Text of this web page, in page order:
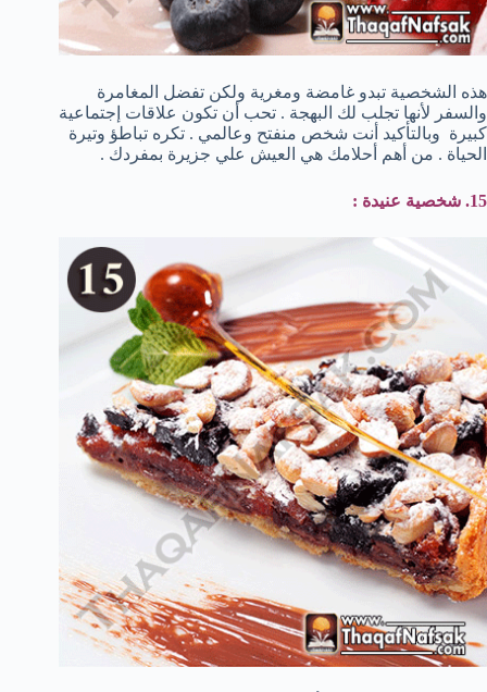
هذه الشخصية تبدو غامضة ومغرية ولكن تفضل المغامرة
والسفر لأنها تجلب لك البهجة . تحب أن تكون علاقات إجتماعية
كبيرة وبالتأكيد أنت شخص منفتح وعالمي . تكره تباطؤ وتيرة
الحياة . من أهم أحلامك هي العيش علي جزيرة بمفردك .
15. شخصية عنيدة :